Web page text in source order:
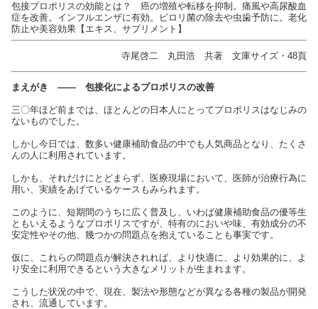
包接プロポリスの効能とは？ 癌の増殖や転移を抑制。痛風や高尿酸血
症を改善。インフルエンザに有効。ピロリ菌の除去や虫歯予防に。老化
防止や美容効果【エキス、サプリメント】
寺尾啓二 丸田浩 共著 文庫サイズ・48頁
まえがき —— 包接化によるプロポリスの改善
三〇年ほど前までは、ほとんどの日本人にとってプロポリスはなじみの
ないものでした。
しかし今日では、数多い健康補助食品の中でも人気商品となり、たくさ
んの人に利用されています。
しかも、それだけにとどまらず、医療現場において、医師が治療行為に
用い、実績をあげているケースもみられます。
このように、短期間のうちに広く普及し、いわば健康補助食品の優等生
ともいえるようなプロポリスですが、特有のにおいや味、有効成分の不
安定性やその他、幾つかの問題点を抱えていることも事実です。
仮に、これらの問題点が解決されれば、より快適に、より効果的に、よ
り安全に利用できるという大きなメリットが生まれます。
こうした状況の中で、現在、製法や形態などが異なる各種の製品が開発
され、流通しています。